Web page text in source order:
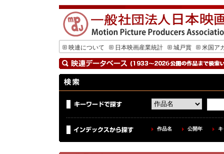
映連について 日本映画産業統計 城戸賞 米国ア
作品名 公開年